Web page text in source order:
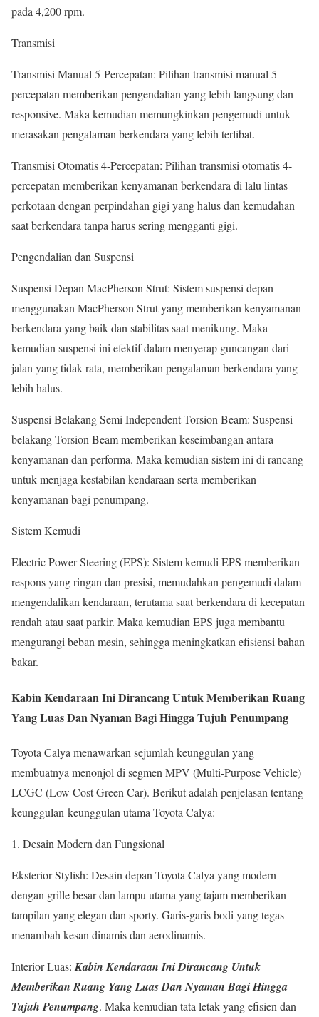
pada 4,200 rpm.
Transmisi
Transmisi Manual 5-Percepatan: Pilihan transmisi manual 5-
percepatan memberikan pengendalian yang lebih langsung dan
responsive. Maka kemudian memungkinkan pengemudi untuk
merasakan pengalaman berkendara yang lebih terlibat.
Transmisi Otomatis 4-Percepatan: Pilihan transmisi otomatis 4-
percepatan memberikan kenyamanan berkendara di lalu lintas
perkotaan dengan perpindahan gigi yang halus dan kemudahan
saat berkendara tanpa harus sering mengganti gigi.
Pengendalian dan Suspensi
Suspensi Depan MacPherson Strut: Sistem suspensi depan
menggunakan MacPherson Strut yang memberikan kenyamanan
berkendara yang baik dan stabilitas saat menikung. Maka
kemudian suspensi ini efektif dalam menyerap guncangan dari
jalan yang tidak rata, memberikan pengalaman berkendara yang
lebih halus.
Suspensi Belakang Semi Independent Torsion Beam: Suspensi
belakang Torsion Beam memberikan keseimbangan antara
kenyamanan dan performa. Maka kemudian sistem ini di rancang
untuk menjaga kestabilan kendaraan serta memberikan
kenyamanan bagi penumpang.
Sistem Kemudi
Electric Power Steering (EPS): Sistem kemudi EPS memberikan
respons yang ringan dan presisi, memudahkan pengemudi dalam
mengendalikan kendaraan, terutama saat berkendara di kecepatan
rendah atau saat parkir. Maka kemudian EPS juga membantu
mengurangi beban mesin, sehingga meningkatkan efisiensi bahan
bakar.
Kabin Kendaraan Ini Dirancang Untuk Memberikan Ruang
Yang Luas Dan Nyaman Bagi Hingga Tujuh Penumpang
Toyota Calya menawarkan sejumlah keunggulan yang
membuatnya menonjol di segmen MPV (Multi-Purpose Vehicle)
LCGC (Low Cost Green Car). Berikut adalah penjelasan tentang
keunggulan-keunggulan utama Toyota Calya:
1. Desain Modern dan Fungsional
Eksterior Stylish: Desain depan Toyota Calya yang modern
dengan grille besar dan lampu utama yang tajam memberikan
tampilan yang elegan dan sporty. Garis-garis bodi yang tegas
menambah kesan dinamis dan aerodinamis.
Interior Luas: Kabin Kendaraan Ini Dirancang Untuk
Memberikan Ruang Yang Luas Dan Nyaman Bagi Hingga
Tujuh Penumpang. Maka kemudian tata letak yang efisien dan